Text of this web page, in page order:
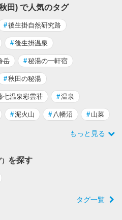
田) で人気のタグ
#後生掛自然研究路
#後生掛温泉
岳 #秘湯の一軒宿
#秋田の秘湯
七温泉彩雲荘 #温泉
#泥火山 # 八幡沼 # 山菜
もっと見る
を探す
タグ一覧